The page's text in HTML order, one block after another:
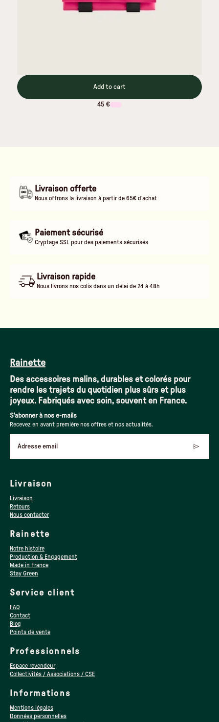
Add to cart
45 €
Livraison offerte
Nous offrons la livraison à partir de 65€ d'achat
Paiement sécurisé
Cryptage SSL pour des paiements sécurisés
Livraison rapide
Nous livrons nos colis dans un délai de 24 à 48h
Rainette
Des accessoires malins, durables et colorés pour
rendre les trajets du quotidien plus sûrs et plus
joyeux. Fabriqués avec soin, souvent en France.
S'abonner à nos e-mails
Recevez en avant première nos offres et nos actualités.
Adresse email
Livraison
Livraison
Retours
Nous contacter
Rainette
Notre histoire
Production & Engagement
Made in France
Stay Green
Service client
FAQ
Contact
Blog
Points de vente
Professionnels
Espace revendeur
Collectivités / Associations / CSE
Informations
Mentions légales
Données personnelles